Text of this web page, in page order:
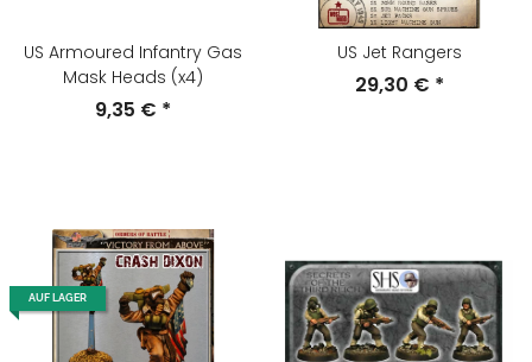
US Armoured Infantry Gas
Mask Heads (x4)
9,35 € *
US Jet Rangers
29,30 € *
AUF LAGER